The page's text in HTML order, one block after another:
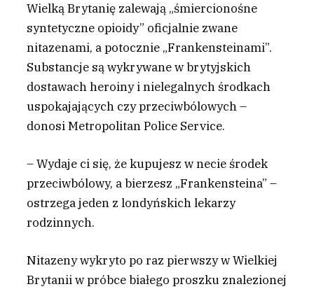
Wielką Brytanię zalewają „śmiercionośne
syntetyczne opioidy” oficjalnie zwane
nitazenami, a potocznie „Frankensteinami”.
Substancje są wykrywane w brytyjskich
dostawach heroiny i nielegalnych środkach
uspokajających czy przeciwbólowych –
donosi Metropolitan Police Service.
– Wydaje ci się, że kupujesz w necie środek
przeciwbólowy, a bierzesz „Frankensteina” –
ostrzega jeden z londyńskich lekarzy
rodzinnych.
Nitazeny wykryto po raz pierwszy w Wielkiej
Brytanii w próbce białego proszku znalezionej